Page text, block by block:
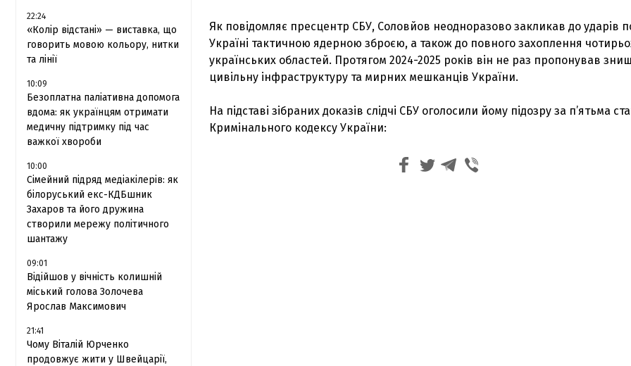
22:24
«Колір відстані» — виставка, що
говорить мовою кольору, нитки
та лінії
10:09
Безоплатна паліативна допомога
вдома: як українцям отримати
медичну підтримку під час
важкої хвороби
10:00
Сімейний підряд медіакілерів: як
білоруський екс-КДБшник
Захаров та його дружина
створили мережу політичного
шантажу
09:01
Відійшов у вічність колишній
міський голова Золочева
Ярослав Максимович
21:41
Чому Віталій Юрченко
продовжує жити у Швейцарії,
Як повідомляє пресцентр СБУ, Соловйов неодноразово закликав до ударів
Україні тактичною ядерною зброєю, а також до повного захоплення
українських областей. Протягом 2024-2025 років він не раз пропонував
цивільну інфраструктуру та мирних мешканців України.
На підставі зібраних доказів слідчі СБУ оголосили йому підозру за п’ятьма
Кримінального кодексу України: